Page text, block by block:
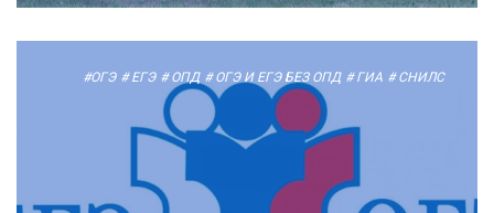
#ОГЭ # ЕГЭ # ОПД # ОГЭ И ЕГЭ БЕЗ ОПД # ГИА # СНИЛС